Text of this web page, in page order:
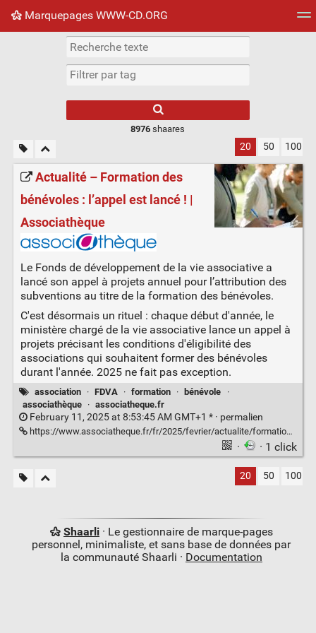
Marquepages WWW-CD.ORG
Nuage de tags Mur d'images
8976 shaares
20 50 100
Actualité – Formation des
bénévoles : l’appel est lancé ! |
Associathèque
Le Fonds de développement de la vie associative a
lancé son appel à projets annuel pour l’attribution des
subventions au titre de la formation des bénévoles.
C'est désormais un rituel : chaque début d'année, le
ministère chargé de la vie associative lance un appel à
projets précisant les conditions d'éligibilité des
associations qui souhaitent former des bénévoles
durant l'année. 2025 ne fait pas exception.
association · FDVA · formation · bénévole
·
associathèque
· associatheque.fr
February 11, 2025 at 8:53:45 AM GMT+1 * · permalien
https://www.associatheque.fr/fr/2025/fevrier/actualite/formation-benevoles-appel-est-lance.html
· · 1 click
20 50 100
Shaarli· Le gestionnaire de marque-pages
personnel, minimaliste, et sans base de données par
la communauté Shaarli · Documentation